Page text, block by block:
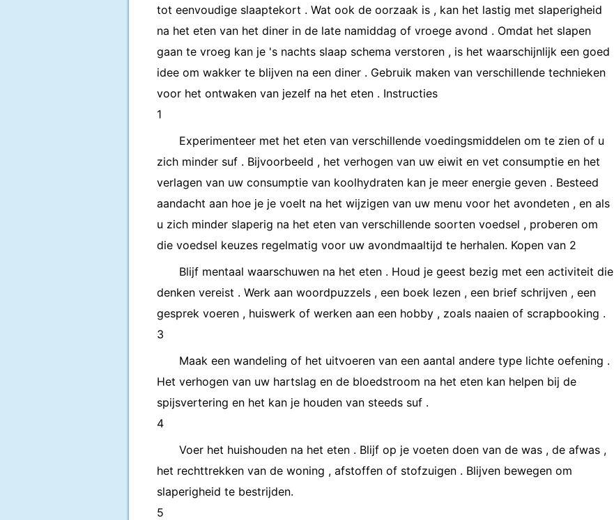
tot eenvoudige slaaptekort . Wat ook de oorzaak is , kan het lastig met slaperigheid
na het eten van het diner in de late namiddag of vroege avond . Omdat het slapen
gaan te vroeg kan je 's nachts slaap schema verstoren , is het waarschijnlijk een goed
idee om wakker te blijven na een diner . Gebruik maken van verschillende technieken
voor het ontwaken van jezelf na het eten . Instructies
1
Experimenteer met het eten van verschillende voedingsmiddelen om te zien of u
zich minder suf . Bijvoorbeeld , het verhogen van uw eiwit en vet consumptie en het
verlagen van uw consumptie van koolhydraten kan je meer energie geven . Besteed
aandacht aan hoe je je voelt na het wijzigen van uw menu voor het avondeten , en als
u zich minder slaperig na het eten van verschillende soorten voedsel , proberen om
die voedsel keuzes regelmatig voor uw avondmaaltijd te herhalen. Kopen van 2
Blijf mentaal waarschuwen na het eten . Houd je geest bezig met een activiteit die
denken vereist . Werk aan woordpuzzels , een boek lezen , een brief schrijven , een
gesprek voeren , huiswerk of werken aan een hobby , zoals naaien of scrapbooking .
3
Maak een wandeling of het uitvoeren van een aantal andere type lichte oefening .
Het verhogen van uw hartslag en de bloedstroom na het eten kan helpen bij de
spijsvertering en het kan je houden van steeds suf .
4
Voer het huishouden na het eten . Blijf op je voeten doen van de was , de afwas ,
het rechttrekken van de woning , afstoffen of stofzuigen . Blijven bewegen om
slaperigheid te bestrijden.
5